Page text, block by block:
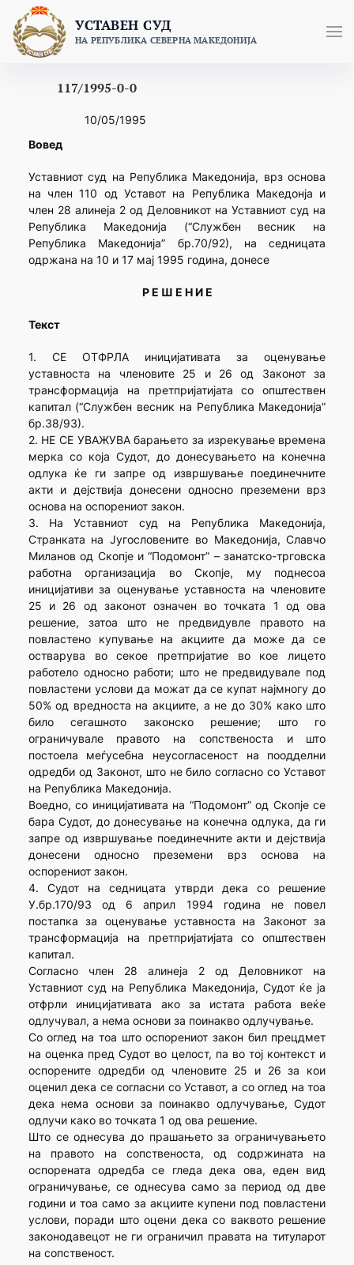
content
УСТАВЕН СУД
НА РЕПУБЛИКА СЕВЕРНА МАКЕДОНИЈА
117/1995-0-0
10/05/1995
Вовед
Уставниот суд на Република Македонија, врз основа
на член 110 од Уставот на Република Македонја и
член 28 алинеја 2 од Деловникот на Уставниот суд на
Република Македонија (“Службен весник на
Република Македонија” бр.70/92), на седницата
одржана на 10 и 17 мај 1995 година, донесе
Р Е Ш Е Н И Е
Текст
1. СЕ ОТФРЛА иницијативата за оценување
уставноста на членовите 25 и 26 од Законот за
трансформација на претпријатијата со општествен
капитал (“Службен весник на Република Македонија”
бр.38/93).
2. НЕ СЕ УВАЖУВА барањето за изрекување времена
мерка со која Судот, до донесувањето на конечна
одлука ќе ги запре од извршување поединечните
акти и дејствија донесени односно преземени врз
основа на оспорениот закон.
3. На Уставниот суд на Република Македонија,
Странката на Југословените во Македонија, Славчо
Миланов од Скопје и “Подомонт” – занатско-трговска
работна организација во Скопје, му поднесоа
иницијативи за оценување уставноста на членовите
25 и 26 од законот означен во точката 1 од ова
решение, затоа што не предвидувле правото на
повластено купување на акциите да може да се
остварува во секое претпријатие во кое лицето
работело односно работи; што не предвидувале под
повластени услови да можат да се купат најмногу до
50% од вредноста на акциите, а не до 30% како што
било сегашното законско решение; што го
ограничувале правото на сопственоста и што
постоела меѓусебна неусогласеност на поодделни
одредби од Законот, што не било согласно со Уставот
на Република Македонија.
Воедно, со иницијативата на “Подомонт” од Скопје се
бара Судот, до донесување на конечна одлука, да ги
запре од извршување поединечните акти и дејствија
донесени односно преземени врз основа на
оспорениот закон.
4. Судот на седницата утврди дека со решение
У.бр.170/93 од 6 април 1994 година не повел
постапка за оценување уставноста на Законот за
трансформација на претпријатијата со општествен
капитал.
Согласно член 28 алинеја 2 од Деловникот на
Уставниот суд на Република Македонија, Судот ќе ја
отфрли иницијативата ако за истата работа веќе
одлучувал, а нема основи за поинакво одлучување.
Со оглед на тоа што оспорениот закон бил прецдмет
на оценка пред Судот во целост, па во тој контекст и
оспорените одредби од членовите 25 и 26 за кои
оценил дека се согласни со Уставот, а со оглед на тоа
дека нема основи за поинакво одлучување, Судот
одлучи како во точката 1 од ова решение.
Што се однесува до прашањето за ограничувањето
на правото на сопственоста, од содржината на
оспорената одредба се гледа дека ова, еден вид
ограничување, се однесува само за период од две
години и тоа само за акциите купени под повластени
услови, поради што оцени дека со ваквото решение
законодавецот не ги ограничил правата на титуларот
на сопственост.